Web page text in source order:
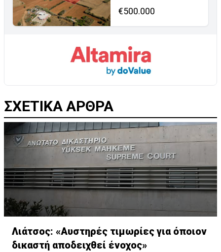
€500.000
ΣΧΕΤΙΚΑ ΑΡΘΡΑ
Λιάτσος: «Αυστηρές τιμωρίες για όποιον
δικαστή αποδειχθεί ένοχος»